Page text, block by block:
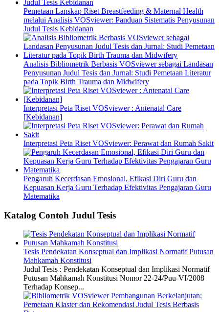
Pemetaan Lanskap Riset Breastfeeding & Maternal Health
melalui Analisis VOSviewer: Panduan Sistematis Penyusunan
Judul Tesis Kebidanan
Analisis Bibliometrik Berbasis VOSviewer sebagai Landasan
Penyusunan Judul Tesis dan Jurnal: Studi Pemetaan Literatur
pada Topik Birth Trauma dan Midwifery
Interpretasi Peta Riset VOSviewer : Antenatal Care
[Kebidanan]
Interpretasi Peta Riset VOSviewer: Perawat dan Rumah Sakit
Pengaruh Kecerdasan Emosional, Efikasi Diri Guru dan
Kepuasan Kerja Guru Terhadap Efektivitas Pengajaran Guru
Matematika
Katalog Contoh Judul Tesis
Tesis Pendekatan Konseptual dan Implikasi Normatif Putusan
Mahkamah Konstitusi
Judul Tesis : Pendekatan Konseptual dan Implikasi Normatif
Putusan Mahkamah Konstitusi Nomor 22-24/Puu-VI/2008
Terhadap Konsep...